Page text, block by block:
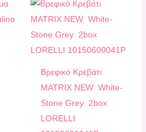
Bρεφικό Κρεβάτι
ΜATRIX NEW White-
Stone Grey 2box
LORELLI